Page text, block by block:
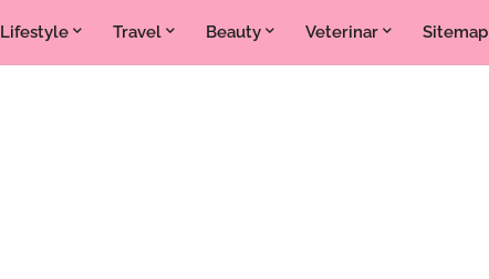
Lifestyle Travel Beauty Veterinar Sitemap